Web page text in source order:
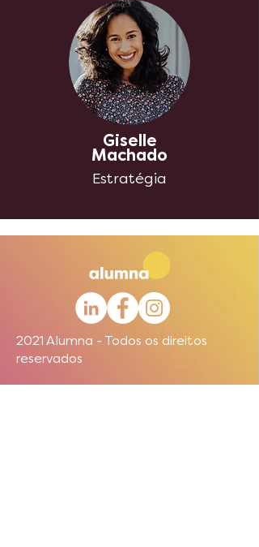
Giselle
Machado
Estratégia
2021 Alumna - Todos os direitos
reservados